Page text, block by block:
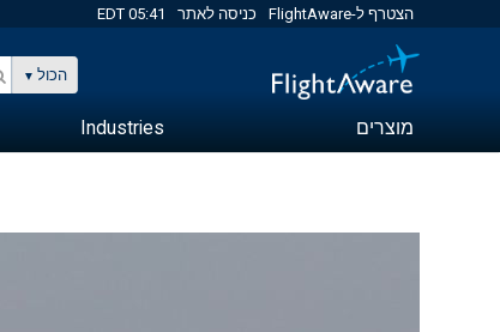
הצטרף ל-FlightAware כניסה לאתר 05:41 EDT
הכול
מוצרים Industries